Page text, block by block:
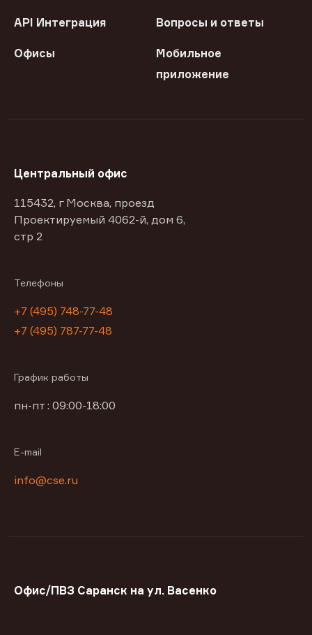
API Интеграция Вопросы и ответы
Офисы
Мобильное
приложение
Центральный офис
115432, г Москва, проезд
Проектируемый 4062-й, дом 6,
стр 2
Телефоны
+7 (495) 748-77-48
+7 (495) 787-77-48
График работы
пн-пт : 09:00-18:00
E-mail
info@cse.ru
Офис/ПВЗ Саранск на ул. Васенко